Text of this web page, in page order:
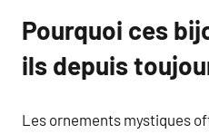
Pourquoi ces
ils depuis
Les ornements mystiques